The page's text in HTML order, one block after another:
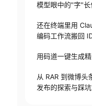
模型眼中的"字"长
还在终端里用
编码工作流搬回
用码道一键生成
从 RAR 到微博
发布的探索与踩